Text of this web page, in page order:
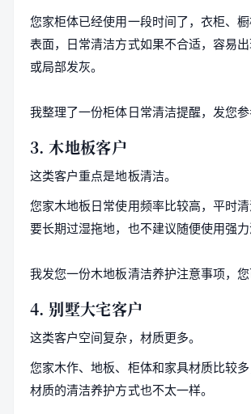
您家柜体已经使用一段时间了，衣柜、
表面，日常清洁方式如果不合适，容易
或局部发灰。
我整理了一份柜体日常清洁提醒，发您参
3. 木地板客户
这类客户重点是地板清洁。
您家木地板日常使用频率比较高，平时
要长期过湿拖地，也不建议随便使用强力
我发您一份木地板清洁养护注意事项，您
4. 别墅大宅客户
这类客户空间复杂，材质更多。
您家木作、地板、柜体和家具材质比较
材质的清洁养护方式也不太一样。